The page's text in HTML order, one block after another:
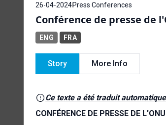
26-04-2024Press Conferences
Conférence de presse de
ENG FRA
Story More Info
Ce texte a été traduit
CONFÉRENCE DE PRESSE DE